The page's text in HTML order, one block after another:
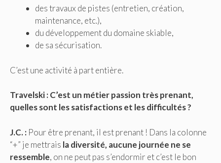
des travaux de pistes (entretien, création,
maintenance, etc.),
du développement du domaine skiable,
de sa sécurisation.
C’est une activité à part entière.
Travelski :C’est un métier passion très prenant,
quelles sont les satisfactions et les difficultés ?
J.C. : Pour être prenant, il est prenant ! Dans la colonne
“+” je mettrais la diversité, aucune journée ne se
ressemble, on ne peut pas s’endormir et c’est le bon